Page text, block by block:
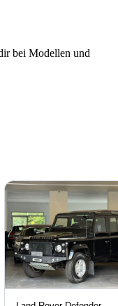
bei Modellen und